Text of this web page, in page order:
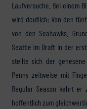
Laufversuche. Bei einem
wird deutlich: Von den
von den Seahawks.
Seattle im Draft in der
stellte sich der
Penny zeitweise mit
Regular Season kehrt
hoffentlich zum